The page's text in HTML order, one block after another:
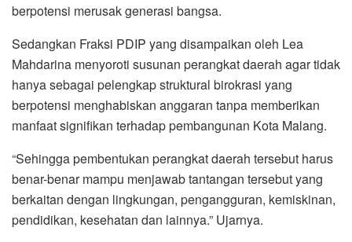
berpotensi merusak generasi bangsa.
Sedangkan Fraksi PDIP yang disampaikan oleh Lea
Mahdarina menyoroti susunan perangkat daerah agar tidak
hanya sebagai pelengkap struktural birokrasi yang
berpotensi menghabiskan anggaran tanpa memberikan
manfaat signifikan terhadap pembangunan Kota Malang.
“Sehingga pembentukan perangkat daerah tersebut harus
benar-benar mampu menjawab tantangan tersebut yang
berkaitan dengan lingkungan, pengangguran, kemiskinan,
pendidikan, kesehatan dan lainnya.” Ujarnya.